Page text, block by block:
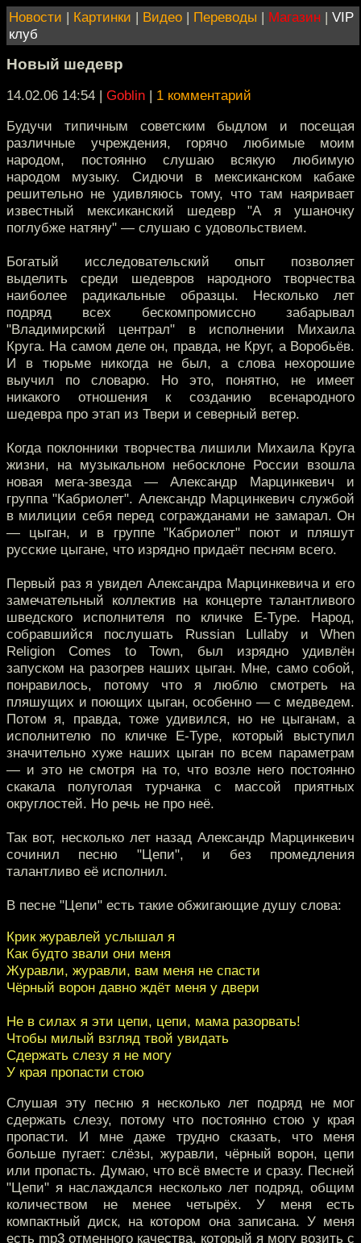
Новости | Картинки | Видео | Переводы | Магазин | VIP
клуб
Новый шедевр
14.02.06 14:54 | Goblin | 1 комментарий
Будучи типичным советским быдлом и посещая
различные учреждения, горячо любимые моим
народом, постоянно слушаю всякую любимую
народом музыку. Сидючи в мексиканском кабаке
решительно не удивляюсь тому, что там наяривает
известный мексиканский шедевр "А я ушаночку
поглубже натяну" — слушаю с удовольствием.
Богатый исследовательский опыт позволяет
выделить среди шедевров народного творчества
наиболее радикальные образцы. Несколько лет
подряд всех бескомпромиссно забарывал
"Владимирский централ" в исполнении Михаила
Круга. На самом деле он, правда, не Круг, а Воробьёв.
И в тюрьме никогда не был, а слова нехорошие
выучил по словарю. Но это, понятно, не имеет
никакого отношения к созданию всенародного
шедевра про этап из Твери и северный ветер.
Когда поклонники творчества лишили Михаила Круга
жизни, на музыкальном небосклоне России взошла
новая мега-звезда — Александр Марцинкевич и
группа "Кабриолет". Александр Марцинкевич службой
в милиции себя перед согражданами не замарал. Он
— цыган, и в группе "Кабриолет" поют и пляшут
русские цыгане, что изрядно придаёт песням всего.
Первый раз я увидел Александра Марцинкевича и его
замечательный коллектив на концерте талантливого
шведского исполнителя по кличке E-Type. Народ,
собравшийся послушать Russian Lullaby и When
Religion Comes to Town, был изрядно удивлён
запуском на разогрев наших цыган. Мне, само собой,
понравилось, потому что я люблю смотреть на
пляшущих и поющих цыган, особенно — с медведем.
Потом я, правда, тоже удивился, но не цыганам, а
исполнителю по кличке E-Type, который выступил
значительно хуже наших цыган по всем параметрам
— и это не смотря на то, что возле него постоянно
скакала полуголая турчанка с массой приятных
округлостей. Но речь не про неё.
Так вот, несколько лет назад Александр Марцинкевич
сочинил песню "Цепи", и без промедления
талантливо её исполнил.
В песне "Цепи" есть такие обжигающие душу слова:
Крик журавлей услышал я
Как будто звали они меня
Журавли, журавли, вам меня не спасти
Чёрный ворон давно ждёт меня у двери
Не в силах я эти цепи, цепи, мама разорвать!
Чтобы милый взгляд твой увидать
Сдержать слезу я не могу
У края пропасти стою
Слушая эту песню я несколько лет подряд не мог
сдержать слезу, потому что постоянно стою у края
пропасти. И мне даже трудно сказать, что меня
больше пугает: слёзы, журавли, чёрный ворон, цепи
или пропасть. Думаю, что всё вместе и сразу. Песней
"Цепи" я наслаждался несколько лет подряд, общим
количеством не менее четырёх. У меня есть
компактный диск, на котором она записана. У меня
есть mp3 отменного качества, который я могу возить с